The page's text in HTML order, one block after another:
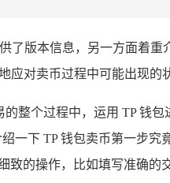
了版本信息，另一方面着重
对卖币过程中可能出现的
整个过程中，运用 TP 钱
一下 TP 钱包卖币第一步
的操作，比如填写准确